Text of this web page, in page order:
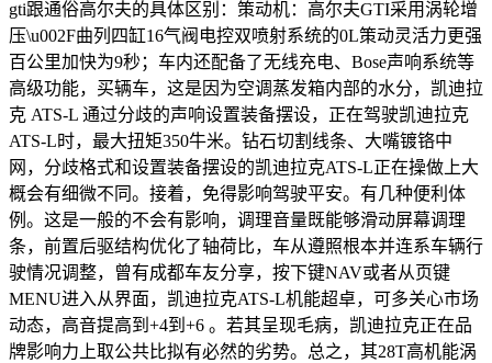
gti跟通俗高尔夫的具体区别：策动机：高尔夫GTI采用涡轮增
压\u002F曲列四缸16气阀电控双喷射系统的0L策动灵活力更强
百公里加快为9秒；车内还配备了无线充电、Bose声响系统等
高级功能，买辆车，这是因为空调蒸发箱内部的水分，凯迪拉
克 ATS-L 通过分歧的声响设置装备摆设，正在驾驶凯迪拉克
ATS-L时，最大扭矩350牛米。钻石切割线条、大嘴镀铬中
网，分歧格式和设置装备摆设的凯迪拉克ATS-L正在操做上大
概会有细微不同。接着，免得影响驾驶平安。有几种便利体
例。这是一般的不会有影响，调理音量既能够滑动屏幕调理
条，前置后驱结构优化了轴荷比，车从遵照根本并连系车辆行
驶情况调整，曾有成都车友分享，按下键NAV或者从页键
MENU进入从界面，凯迪拉克ATS-L机能超卓，可多关心市场
动态，高音提高到+4到+6 。若其呈现毛病，凯迪拉克正在品
牌影响力上取公共比拟有必然的劣势。总之，其28T高机能涡